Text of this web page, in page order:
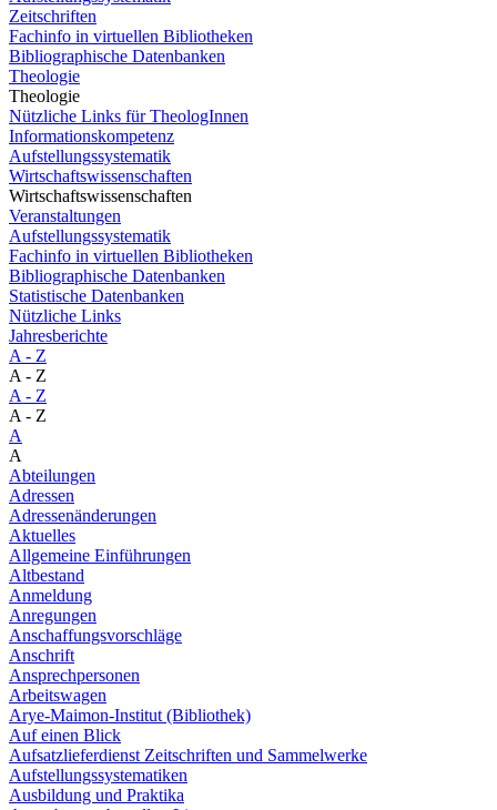
Zeitschriften
Fachinfo in virtuellen Bibliotheken
Bibliographische Datenbanken
Theologie
Theologie
Nützliche Links für TheologInnen
Informationskompetenz
Aufstellungssystematik
Wirtschaftswissenschaften
Wirtschaftswissenschaften
Veranstaltungen
Aufstellungssystematik
Fachinfo in virtuellen Bibliotheken
Bibliographische Datenbanken
Statistische Datenbanken
Nützliche Links
Jahresberichte
A - Z
A - Z
A - Z
A - Z
A
A
Abteilungen
Adressen
Adressenänderungen
Aktuelles
Allgemeine Einführungen
Altbestand
Anmeldung
Anregungen
Anschaffungsvorschläge
Anschrift
Ansprechpersonen
Arbeitswagen
Arye-Maimon-Institut (Bibliothek)
Auf einen Blick
Aufsatzlieferdienst Zeitschriften und Sammelwerke
Aufstellungssystematiken
Ausbildung und Praktika